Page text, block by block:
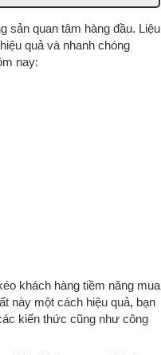
sản quan tâm hàng đầu. Liệu
quả và nhanh chóng
nay:
khách hàng tiềm năng mua
này một cách hiệu quả, bạn
kiến thức cũng như công